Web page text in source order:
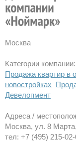
Москва
Категории компании:
Продажа квартир в
новостройках
Девелопмент
Адреса /
Москва, ул. 8
тел: +7 (495) 215-